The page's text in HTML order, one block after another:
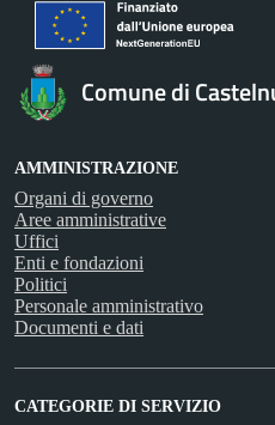
Comune di
AMMINISTRAZIONE
Organi di governo
Aree amministrative
Uffici
Enti e fondazioni
Politici
Personale amministrativo
Documenti e dati
CATEGORIE DI SERVIZIO